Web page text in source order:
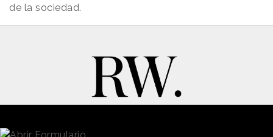
de la sociedad.